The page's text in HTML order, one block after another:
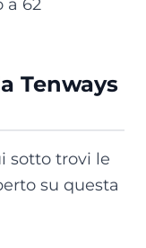
a 62
Tenways
sotto trovi le
su questa